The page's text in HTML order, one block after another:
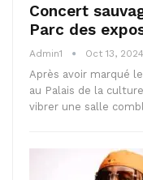
Concert
Parc des
Admin1 Oct 13, 2024
Après avoir marqué
au Palais de la
vibrer une salle